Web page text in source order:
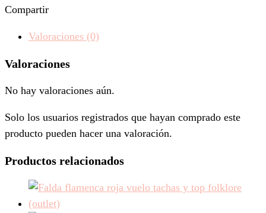
Compartir
Valoraciones (0)
Valoraciones
No hay valoraciones aún.
Solo los usuarios registrados que hayan comprado este
producto pueden hacer una valoración.
Productos relacionados